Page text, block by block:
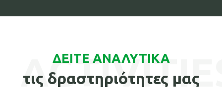
ΔΕΙΤΕ ΑΝΑΛΥΤΙΚΑ
τις δραστηριότητες μας